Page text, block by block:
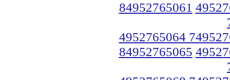
84952765061
4952765064
84952765065